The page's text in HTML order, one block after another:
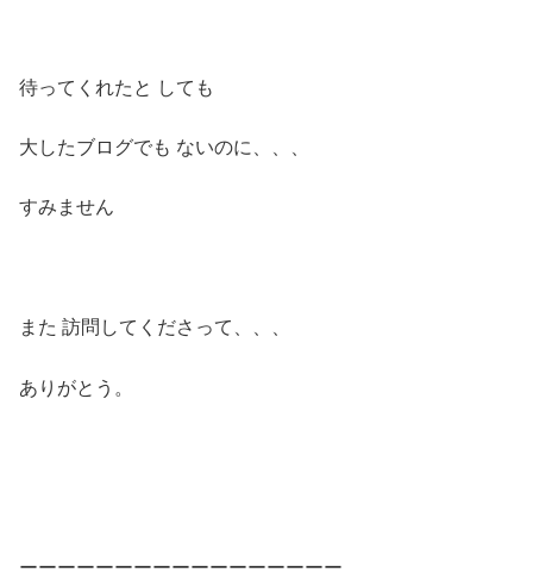
待ってくれたと しても
大したブログでも ないのに、、、
すみません
また 訪問してくださって、、、
ありがとう。
ーーーーーーーーーーーーーーーーー